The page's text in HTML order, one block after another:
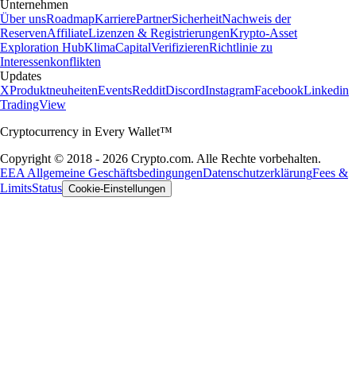
Unternehmen
Über unsRoadmapKarrierePartnerSicherheitNachweis der
ReservenAffiliateLizenzen & RegistrierungenKrypto-Asset
Exploration HubKlimaCapitalVerifizierenRichtlinie zu
Interessenkonflikten
Updates
XProduktneuheitenEventsRedditDiscordInstagramFacebookLinkedin
TradingView
Cryptocurrency in Every Wallet™
Copyright © 2018 - 2026 Crypto.com. Alle Rechte vorbehalten.
EEA Allgemeine GeschäftsbedingungenDatenschutzerklärungFees &
LimitsStatus Cookie-Einstellungen